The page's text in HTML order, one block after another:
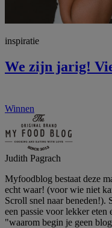
inspiratie
We zijn jarig!
Winnen
Judith Pagrach
Myfoodblog bestaat deze
echt waar! (voor wie niet
Scroll snel naar beneden!).
een passie voor lekker eten
"waarom begin je geen